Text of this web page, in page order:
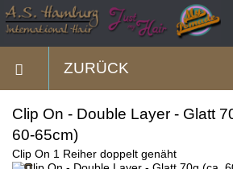
ZURÜCK
Clip On - Double Layer - Glatt
60-65cm)
Clip On 1 Reiher doppelt genäht